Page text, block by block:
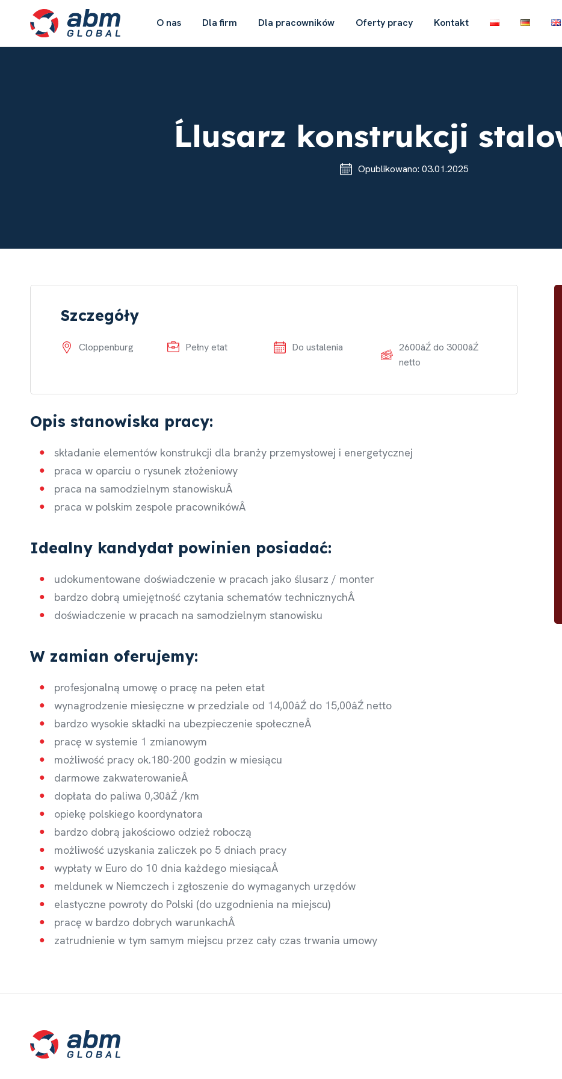
O nas Dla firm Dla pracowników Oferty pracy Kontakt
Ĺlusarz konstrukcji
Opublikowano: 03.01.2025
Szczegóły
Cloppenburg Pełny etat Do ustalenia
2600âŹ do 3000âŹ
netto
Opis stanowiska pracy:
składanie elementów konstrukcji dla branży przemysłowej i energetycznej
praca w oparciu o rysunek złożeniowy
praca na samodzielnym stanowiskuÂ
praca w polskim zespole pracownikówÂ
Idealny kandydat powinien posiadać:
udokumentowane doświadczenie w pracach jako ślusarz / monter
bardzo dobrą umiejętność czytania schematów technicznychÂ
doświadczenie w pracach na samodzielnym stanowisku
W zamian oferujemy:
profesjonalną umowę o pracę na pełen etat
wynagrodzenie miesięczne w przedziale od 14,00âŹ do 15,00âŹ netto
bardzo wysokie składki na ubezpieczenie społeczneÂ
pracę w systemie 1 zmianowym
możliwość pracy ok.180-200 godzin w miesiącu
darmowe zakwaterowanieÂ
dopłata do paliwa 0,30âŹ /km
opiekę polskiego koordynatora
bardzo dobrą jakościowo odzież roboczą
możliwość uzyskania zaliczek po 5 dniach pracy
wypłaty w Euro do 10 dnia każdego miesiącaÂ
meldunek w Niemczech i zgłoszenie do wymaganych urzędów
elastyczne powroty do Polski (do uzgodnienia na miejscu)
pracę w bardzo dobrych warunkachÂ
zatrudnienie w tym samym miejscu przez cały czas trwania umowy